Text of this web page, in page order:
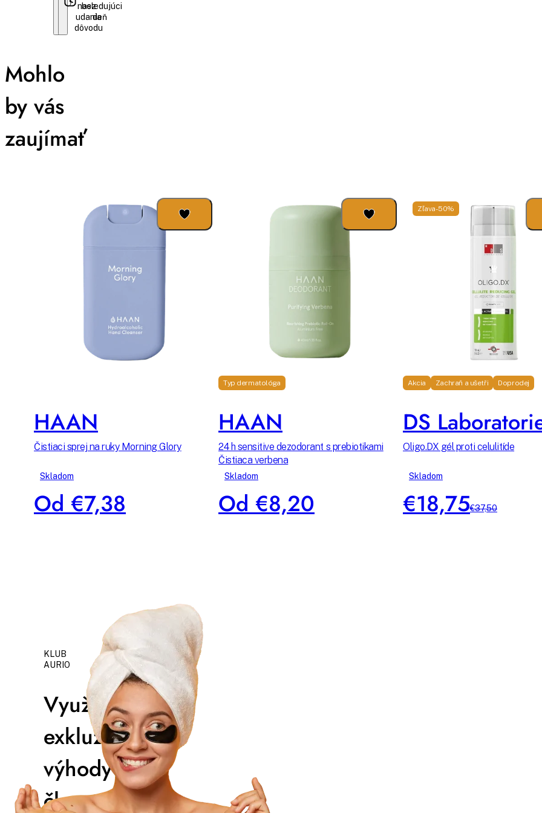
bez
udania
dôvodu
nasledujúci
deň
Mohlo
by vás
zaujímať
HAAN
Čistiaci sprej na ruky Morning Glory
Skladom
Od €7,38
Typ dermatológa
HAAN
24 h sensitive dezodorant s prebiotikami
Čistiaca verbena
Skladom
Od €8,20
Zľava -50%
Akcia Zachraň a ušetři Doprodej
DS
Oligo.DX gél proti celulitíde
Skladom
€18,75€37,50
KLUB
AURIO
Využívajte
exkluzívne
výhody
členstva